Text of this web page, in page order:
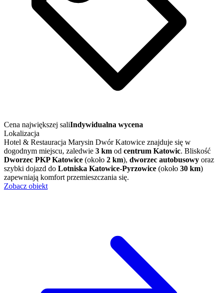
Cena największej saliIndywidualna wycena
Lokalizacja
Hotel & Restauracja Marysin Dwór Katowice znajduje się w
dogodnym miejscu, zaledwie 3 km od centrum Katowic. Bliskość
Dworzec PKP Katowice (około 2 km), dworzec autobusowy oraz
szybki dojazd do Lotniska Katowice-Pyrzowice (około 30 km)
zapewniają komfort przemieszczania się.
Zobacz obiekt